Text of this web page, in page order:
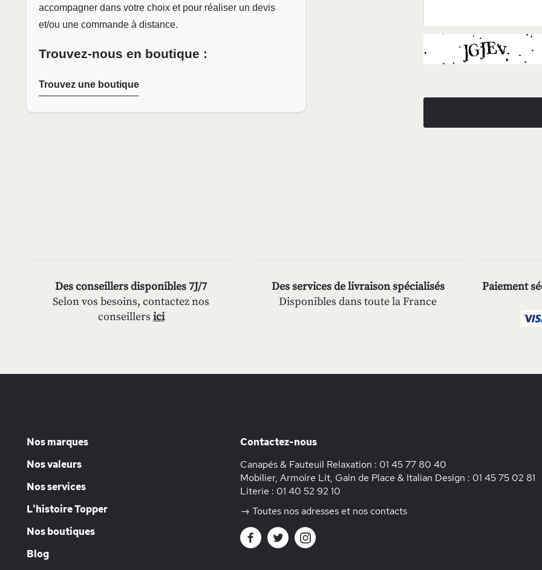
accompagner dans votre choix et pour réaliser un devis
et/ou une commande à distance.
Trouvez-nous en boutique :
Trouvez une boutique
Des conseillers disponibles 7J/7
Selon vos besoins, contactez nos
conseillers ici
Des services de livraison spécialisés
Disponibles dans toute la France
Paiement
Nos marques
Nos valeurs
Nos services
L'histoire Topper
Nos boutiques
Blog
Contactez-nous
Canapés & Fauteuil Relaxation : 01 45 77 80 40
Mobilier, Armoire Lit, Gain de Place & Italian Design : 01 45 75 02 81
Literie : 01 40 52 92 10
→ Toutes nos adresses et nos contacts